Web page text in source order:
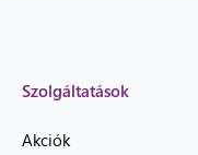
Szolgáltatások
Akciók